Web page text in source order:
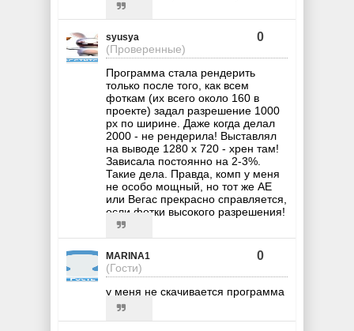
syusya
(Проверенные)
0
Программа стала рендерить
только после того, как всем
фоткам (их всего около 160 в
проекте) задал разрешение 1000
px по ширине. Даже когда делал
2000 - не рендерила! Выставлял
на выводе 1280 х 720 - хрен там!
Зависала постоянно на 2-3%.
Такие дела. Правда, комп у меня
не особо мощный, но тот же AE
или Вегас прекрасно справляется,
если фотки высокого разрешения!
MARINA1
(Гости)
0
у меня не скачивается программа